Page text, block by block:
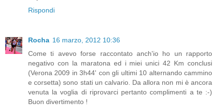
Rispondi
Rocha 16 marzo, 2012 10:36
Come ti avevo forse raccontato anch'io ho un rapporto
negativo con la maratona ed i miei unici 42 Km conclusi
(Verona 2009 in 3h44' con gli ultimi 10 alternando cammino
e corsetta) sono stati un calvario. Da allora non mi è ancora
venuta la voglia di riprovarci pertanto complimenti a te :-)
Buon divertimento !